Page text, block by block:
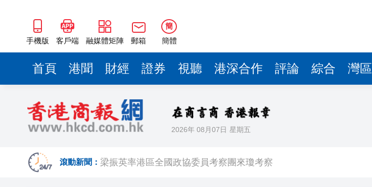
手機版 客戶端 融媒體矩陣 郵箱
簡
簡體
首頁 港聞 財經 證券 視聽 港深合作 評論 綜合 灣區
2026年 08月07日 星期五
滾動新聞：
山東26戶省屬國企去年合計營收2.58萬億 利潤總額近936億
瀋陽鐵西校園閱讀活動解鎖閱讀新玩法
閩粵贛三地漢樂藝術家齊聚深圳，共奏客家文化傳承新篇章
50餘位頂尖專家共話時代命題
海南澄邁文儒煥新升級 五組數據見證文儒沉香從傳統邁向現代
2025年海南儋州以舊換新帶動消費約18億元